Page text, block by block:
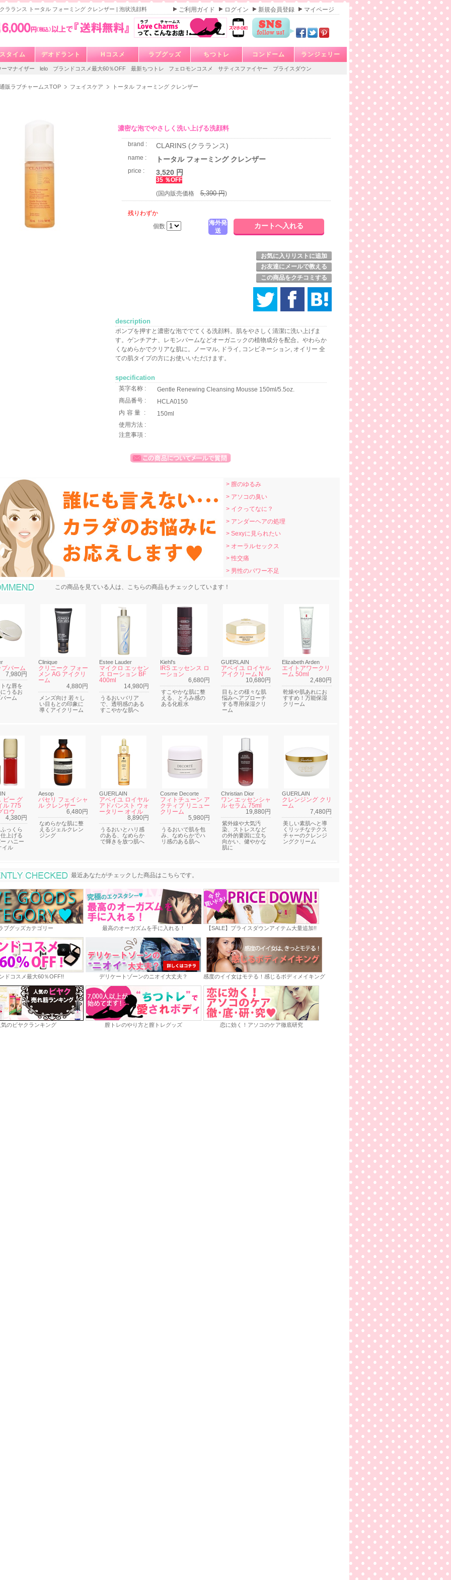
ラランス トータル フォーミング クレンザー | 泡状洗顔料 ご利用ガイド ログイン 新規会員登録 マイページ
タイム デオドラント Hコスメ ラブグッズ ちつトレ コンドーム ランジェリー
ーマナイザー lelo ブランドコスメ最大60％OFF 最新ちつトレ フェロモンコスメ サティスファイヤー プライスダウン
販ラブチャームスTOP フェイスケア トータル フォーミング クレンザー
濃密な泡でやさしく洗い上げる洗顔料
brand : CLARINS (クラランス)
name : トータル フォーミング クレンザー
price : 3,520 円
35 ％OFF
(国内販売価格5,390 円)
残りわずか
個数
海外発
送
お気に入りリストに追加
お友達にメールで教える
この商品をクチコミする
description
ポンプを押すと濃密な泡ででてくる洗顔料。肌をやさしく清潔に洗い上げま
す。ゲンチアナ、レモンバームなどオーガニックの植物成分を配合。やわらか
くなめらかでクリアな肌に。ノーマル, ドライ, コンビネーション, オイリー 全
ての肌タイプの方にお使いいただけます。
specification
英字名称 :
Gentle Renewing Cleansing Mousse 150ml/5.5oz.
商品番号 :
HCLA0150
内容量 :
150ml
使用方法 :
注意事項 :
> 膣のゆるみ
> アソコの臭い
> イクってなに？
> アンダーヘアの処理
> Sexyに見られたい
> オーラルセックス
> 性交痛
> 男性のパワー不足
おすすめ商品
この商品を見ている人は、こちらの商品もチェックしています！
バーム
7,980円
な唇を
うるお
ーム
Clinique
クリニーク フォー
メン AG アイクリ
ーム
4,880円
メンズ向け 若々し
い目もとの印象に
導くアイクリーム
Estee Lauder
マイクロ エッセン
ス ローション BF
400ml
14,980円
うるおいバリア
で、透明感のある
すこやかな肌へ
Kiehl's
IRS エッセンス ロ
ーション
6,680円
すこやかな肌に整
える、とろみ感の
ある化粧水
GUERLAIN
アベイユ ロイヤル
アイクリーム N
10,680円
目もとの様々な肌
悩みへアプローチ
する専用保湿クリ
ーム
Elizabeth Arden
エイトアワークリ
ーム 50ml
2,480円
乾燥や肌あれにお
すすめ！万能保湿
クリーム
ビー グ
ル 775
ロウ
4,380円
っくら
上げる
ハニー
イル
Aesop
パセリ フェイシャ
ル クレンザー
6,480円
なめらかな肌に整
えるジェルクレン
ジング
GUERLAIN
アベイユ ロイヤル
アドバンスト ウォ
ータリー オイル
8,890円
うるおいとハリ感
のある、なめらか
で輝きを放つ肌へ
Cosme Decorte
フィトチューン ア
クティブ リニュー
クリーム
5,980円
うるおいで肌を包
み、なめらかでハ
リ感のある肌へ
Christian Dior
ワン エッセンシャ
ル セラム 75ml
19,880円
紫外線や大気汚
染、ストレスなど
の外的要因に立ち
向かい、健やかな
肌に
GUERLAIN
クレンジング クリ
ーム
7,480円
美しい素肌へと導
くリッチなテクス
チャーのクレンジ
ングクリーム
最近あなたがチェックした商品
最近あなたがチェックした商品はこちらです。
ブグッズカテゴリー 最高のオーガズムを手に入れる！ 【SALE】プライスダウンアイテム大量追加!!
ドコスメ最大60％OFF!! デリケートゾーンのニオイ大丈夫？ 感度のイイ女はモテる！感じるボディメイキング
のビヤクランキング 膣トレのやり方と膣トレグッズ 恋に効く！アソコのケア徹底研究